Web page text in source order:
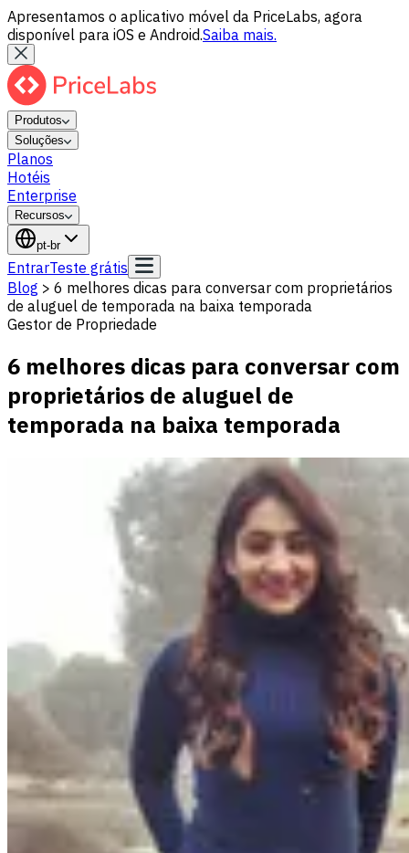
Apresentamos o aplicativo móvel da PriceLabs, agora
disponível para iOS e Android.Saiba mais.
Produtos
Soluções
Planos
Hotéis
Enterprise
Recursos
pt-br
EntrarTeste grátis
Blog > 6 melhores dicas para conversar com proprietários
de aluguel de temporada na baixa temporada
Gestor de Propriedade
6 melhores dicas para conversar com
proprietários de aluguel de
temporada na baixa temporada